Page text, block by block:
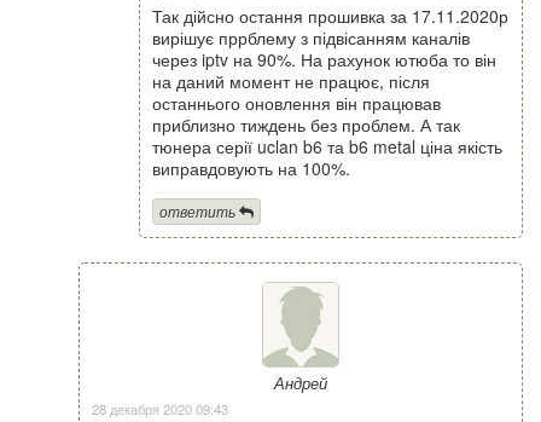
Так дійсно остання прошивка за 17.11.2020р
вирішує пррблему з підвісанням каналів
через iptv на 90%. На рахунок ютюба то він
на даний момент не працює, після
останнього оновлення він працював
приблизно тиждень без проблем. А так
тюнера серії uclan b6 та b6 metal ціна якість
виправдовують на 100%.
ответить
Андрей
28 декабря 2020 09:43